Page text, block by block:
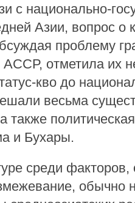
с национально-
Азии, вопрос о
проблему
АССР, отметила их
кво до
весьма
также
и Бухары.
среди